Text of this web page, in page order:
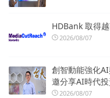
HDBank 取得
2026/08/07
創智動能強化
邀分享AI時代
2026/08/07